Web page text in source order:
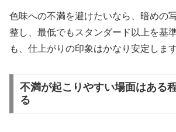
色味への不満を避けたいなら、暗めの
整し、最低でもスタンダード以上を基
も、仕上がりの印象はかなり安定します
不満が起こりやすい場面はある
る